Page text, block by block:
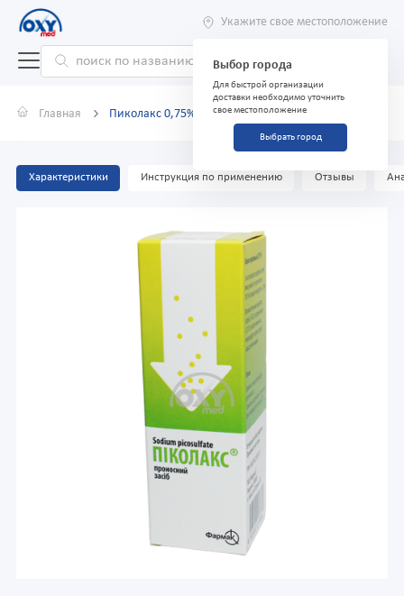
Укажите свое местоположение
Выбор города
Для быстрой организации
доставки необходимо уточнить
свое местоположение
Выбрать город
Главная Пиколакс 0,75% 30 мл
Характеристики Инструкция по применению Отзывы